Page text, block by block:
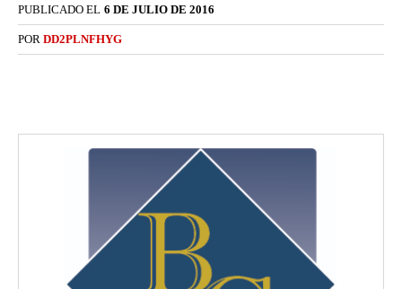
PUBLICADO EL 6 DE JULIO DE 2016
POR DD2PLNFHYG